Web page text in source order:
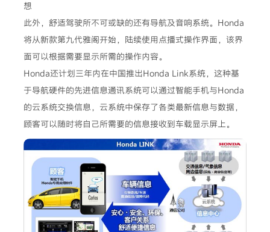
想
此外，舒适驾驶所不可或缺的还有导航及音响系统。Honda
将从新款第九代雅阁开始，陆续使用点播式操作界面，该界
面可以根据需要显示所需的操作内容。
Honda还计划三年内在中国推出Honda Link系统，这种基
于导航硬件的先进信息通讯系统可以通过智能手机与Honda
的云系统交换信息，云系统中保存了各类最新信息与数据，
顾客可以随时将自己所需要的信息接收到车载显示屏上。